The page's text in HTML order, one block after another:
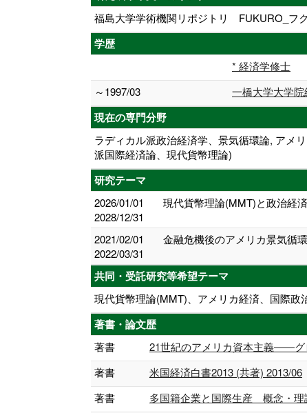
福島大学学術機関リポジトリ FUKURO_フク
学歴
* 経済学修士
～1997/03
一橋大学大学
現在の専門分野
ラディカル派政治経済学、景気循環論, アメ
派国際経済論、現代貨幣理論)
研究テーマ
2026/01/01
2028/12/31
現代貨幣理論(MMT)と政治経
2021/02/01
2022/03/31
金融危機後のアメリカ景気循環
共同・受託研究等希望テーマ
現代貨幣理論(MMT)、アメリカ経済、国際政
著書・論文歴
著書
21世紀のアメリカ資本主義――グ
著書
米国経済白書2013 (共著) 2013/06
著書
多国籍企業と国際生産 概念・理